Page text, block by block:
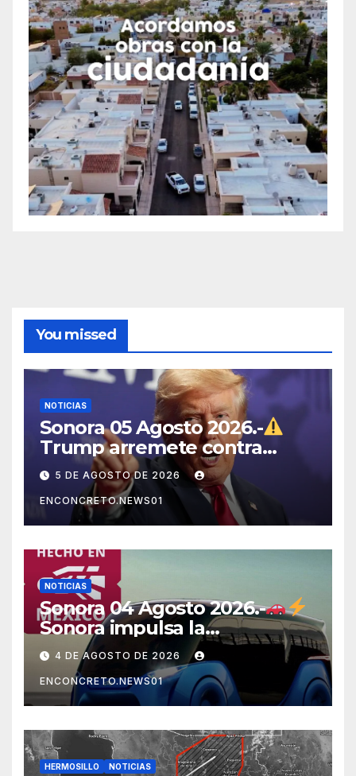
You missed
NOTICIAS
Sonora 05 Agosto 2026.-
Trump arremete contra
México, Canadá y otras
potencias por supuestos
abusos comerciales
5 DE AGOSTO DE 2026
ENCONCRETO.NEWS01
NOTICIAS
Sonora 04 Agosto 2026.-
Sonora impulsa la
electromovilidad con
«Beyond», un vehículo
eléctrico desarrollado junto
al ITH
4 DE AGOSTO DE 2026
ENCONCRETO.NEWS01
HERMOSILLO NOTICIAS